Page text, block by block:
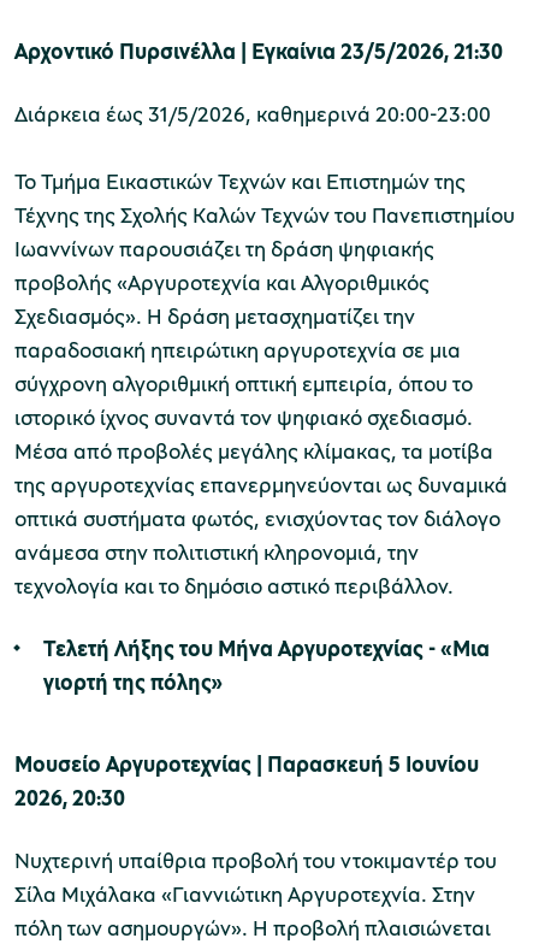
Αρχοντικό Πυρσινέλλα | Εγκαίνια 23/5/2026, 21:30
Διάρκεια έως 31/5/2026, καθημερινά 20:00-23:00
Το Τμήμα Εικαστικών Τεχνών και Επιστημών της
Τέχνης της Σχολής Καλών Τεχνών του Πανεπιστημίου
Ιωαννίνων παρουσιάζει τη δράση ψηφιακής
προβολής «Αργυροτεχνία και Αλγοριθμικός
Σχεδιασμός». Η δράση μετασχηματίζει την
παραδοσιακή ηπειρώτικη αργυροτεχνία σε μια
σύγχρονη αλγοριθμική οπτική εμπειρία, όπου το
ιστορικό ίχνος συναντά τον ψηφιακό σχεδιασμό.
Μέσα από προβολές μεγάλης κλίμακας, τα μοτίβα
της αργυροτεχνίας επανερμηνεύονται ως δυναμικά
οπτικά συστήματα φωτός, ενισχύοντας τον διάλογο
ανάμεσα στην πολιτιστική κληρονομιά, την
τεχνολογία και το δημόσιο αστικό περιβάλλον.
Τελετή Λήξης του Μήνα Αργυροτεχνίας - «Μια
γιορτή της πόλης»
Μουσείο Αργυροτεχνίας | Παρασκευή 5 Ιουνίου
2026, 20:30
Νυχτερινή υπαίθρια προβολή του ντοκιμαντέρ του
Σίλα Μιχάλακα «Γιαννιώτικη Αργυροτεχνία. Στην
πόλη των ασημουργών». Η προβολή πλαισιώνεται